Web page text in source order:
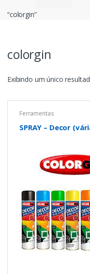
“colorgin”
colorgin
Exibindo um único
Ferramentas
SPRAY – Decor